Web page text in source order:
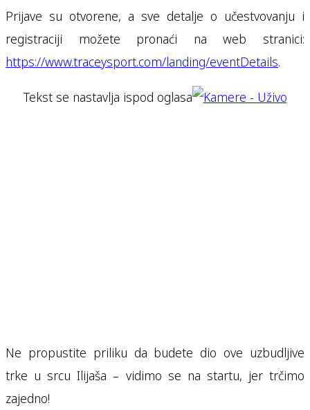
Prijave su otvorene, a sve detalje o učestvovanju i
registraciji možete pronaći na web stranici:
https://www.traceysport.com/landing/eventDetails.
Tekst se nastavlja ispod oglasa
Ne propustite priliku da budete dio ove uzbudljive
trke u srcu Ilijaša – vidimo se na startu, jer trčimo
zajedno!